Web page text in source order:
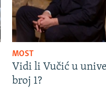
MOST
Vidi li Vučić u
broj 1?